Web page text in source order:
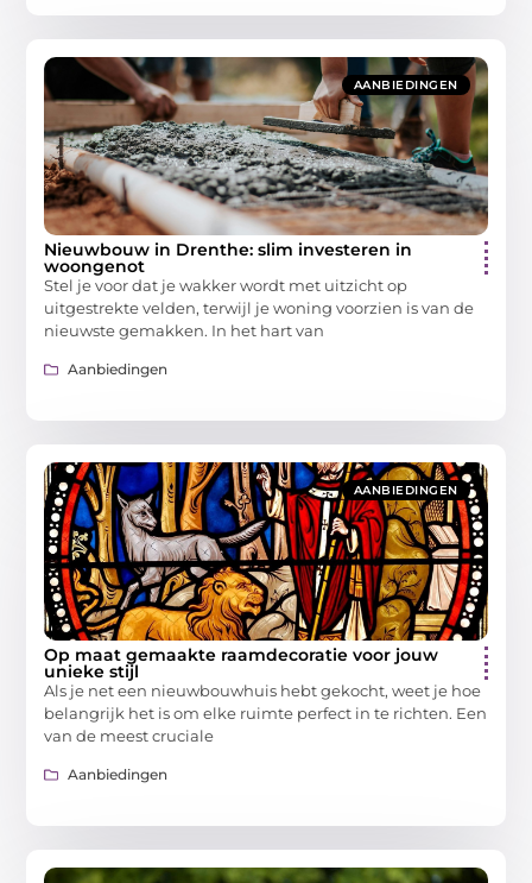
AANBIEDINGEN
Nieuwbouw in Drenthe: slim investeren in
woongenot
Stel je voor dat je wakker wordt met uitzicht op
uitgestrekte velden, terwijl je woning voorzien is van de
nieuwste gemakken. In het hart van
Aanbiedingen
AANBIEDINGEN
Op maat gemaakte raamdecoratie voor jouw
unieke stijl
Als je net een nieuwbouwhuis hebt gekocht, weet je hoe
belangrijk het is om elke ruimte perfect in te richten. Een
van de meest cruciale
Aanbiedingen